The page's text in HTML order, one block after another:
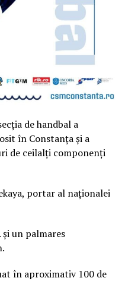
de handbal a
în Constanța și a
de ceilalți componenți
portar al naționalei
și un palmares
în aproximativ 100 de